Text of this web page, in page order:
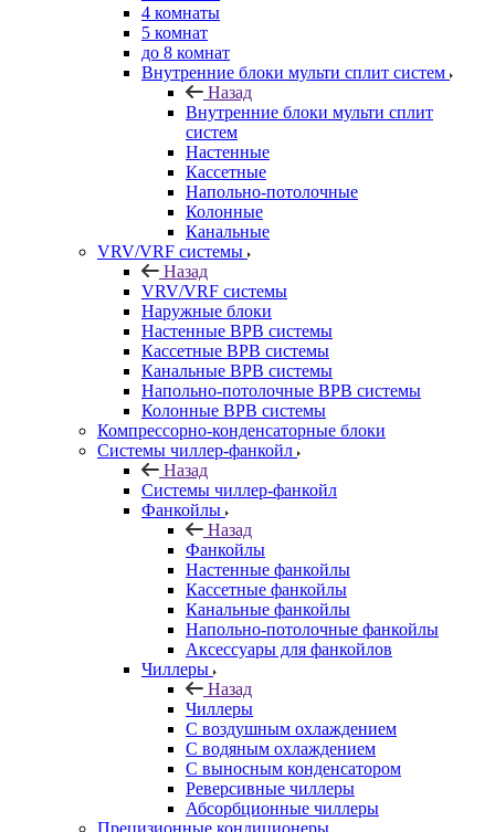
4 комнаты
5 комнат
до 8 комнат
Внутренние блоки мульти сплит систем
Назад
Внутренние блоки мульти сплит
систем
Настенные
Кассетные
Напольно-потолочные
Колонные
Канальные
VRV/VRF системы
Назад
VRV/VRF системы
Наружные блоки
Настенные ВРВ системы
Кассетные ВРВ системы
Канальные ВРВ системы
Напольно-потолочные ВРВ системы
Колонные ВРВ системы
Компрессорно-конденсаторные блоки
Системы чиллер-фанкойл
Назад
Системы чиллер-фанкойл
Фанкойлы
Назад
Фанкойлы
Настенные фанкойлы
Кассетные фанкойлы
Канальные фанкойлы
Напольно-потолочные фанкойлы
Аксессуары для фанкойлов
Чиллеры
Назад
Чиллеры
С воздушным охлаждением
С водяным охлаждением
С выносным конденсатором
Реверсивные чиллеры
Абсорбционные чиллеры
Прецизионные кондиционеры